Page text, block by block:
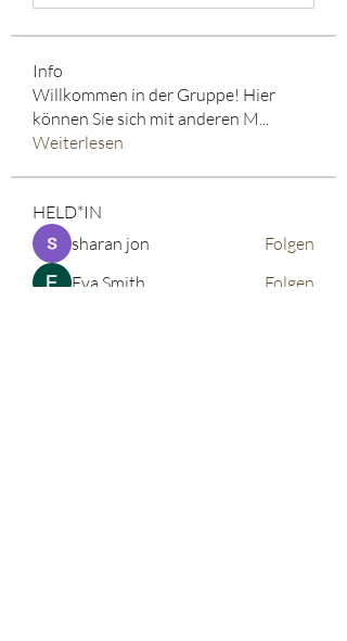
Info
Willkommen in der Gruppe! Hier
können Sie sich mit anderen M
Weiterlesen
HELD*IN
sharan jon
Folgen
Eva Smith
Folgen